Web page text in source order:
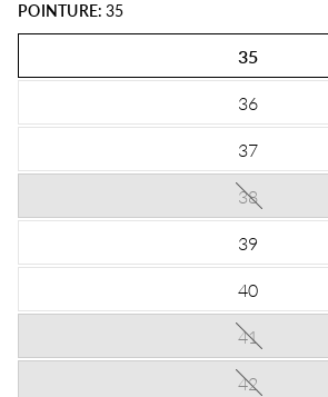
POINTURE: 35
35
36
37
38
39
40
41
42